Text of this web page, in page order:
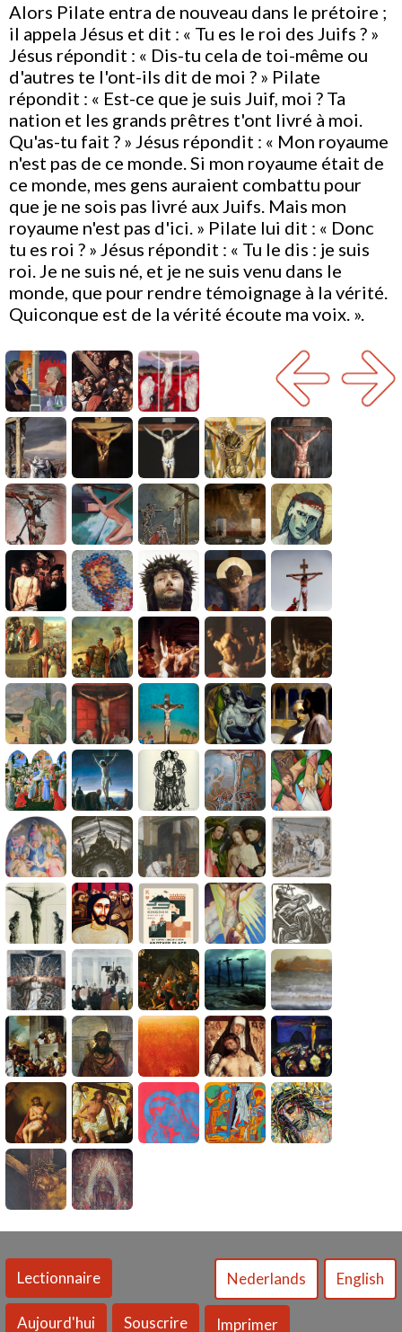
Alors Pilate entra de nouveau dans le prétoire ;
il appela Jésus et dit : « Tu es le roi des Juifs ? »
Jésus répondit : « Dis-tu cela de toi-même ou
d'autres te l'ont-ils dit de moi ? » Pilate
répondit : « Est-ce que je suis Juif, moi ? Ta
nation et les grands prêtres t'ont livré à moi.
Qu'as-tu fait ? » Jésus répondit : « Mon royaume
n'est pas de ce monde. Si mon royaume était de
ce monde, mes gens auraient combattu pour
que je ne sois pas livré aux Juifs. Mais mon
royaume n'est pas d'ici. » Pilate lui dit : « Donc
tu es roi ? » Jésus répondit : « Tu le dis : je suis
roi. Je ne suis né, et je ne suis venu dans le
monde, que pour rendre témoignage à la vérité.
Quiconque est de la vérité écoute ma voix. ».